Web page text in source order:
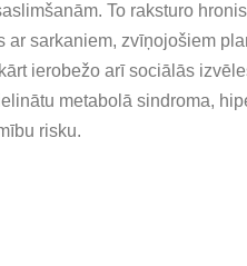
To raksturo
sarkaniem, zvīņojošiem
ierobežo arī sociālās
metabolā sindroma,
risku.